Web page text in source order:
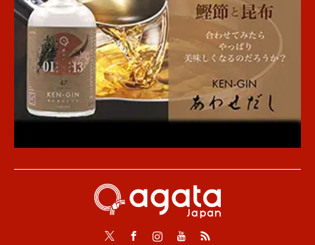
InstagramYoutube
RSS